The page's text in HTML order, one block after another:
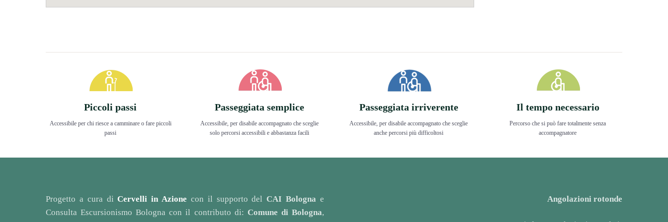
Piccoli passi
Accessibile per chi riesce a camminare o fare piccoli
passi
Passeggiata semplice
Accessibile, per disabile accompagnato che sceglie
solo percorsi accessibili e abbastanza facili
Passeggiata irriverente
Accessibile, per disabile accompagnato che sceglie
anche percorsi più difficoltosi
Il tempo necessario
Percorso che si può fare totalmente senza
accompagnatore
Progetto a cura diCervelli in Azione con il supporto del CAI Bologna e
Consulta Escursionismo Bologna con il contributo di: Comune di Bologna,
Angolazioni rotonde